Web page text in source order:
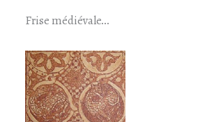
Frise médiévale…